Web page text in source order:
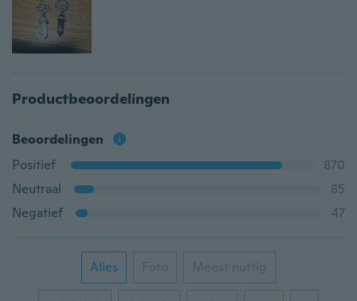
Productbeoordelingen
Beoordelingen
Positief
870
Neutraal
85
Negatief
47
Alles Foto Meest nuttig